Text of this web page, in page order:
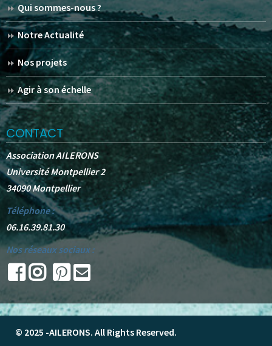
Qui sommes-nous ?
Notre Actualité
Nos projets
Agir à son échelle
CONTACT
Association AILERONS
Université Montpellier 2
34090 Montpellier
Téléphone :
06.16.39.81.30
Nos réseaux sociaux :
© 2025 -AILERONS. All Rights Reserved.